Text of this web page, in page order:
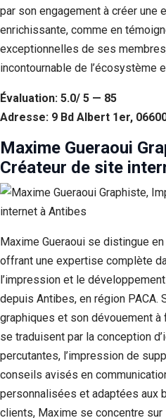
par son engagement à créer une
enrichissante, comme en
exceptionnelles de ses
incontournable de l’écosystème
Évaluation: 5.0/ 5 — 85
Adresse: 9 Bd Albert 1er,
Maxime Gueraoui
Créateur de site
Maxime Gueraoui se distingue
offrant une expertise complète
l’impression et le
depuis Antibes, en région PACA.
graphiques et son dévouement
se traduisent par la conception
percutantes, l’impression de
conseils avisés en
personnalisées et adaptées aux
clients, Maxime se concentre